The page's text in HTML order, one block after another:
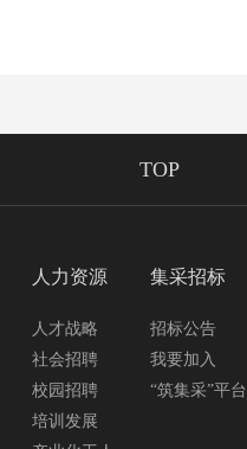
TOP
人力资源
人才战略
社会招聘
校园招聘
培训发展
集采招标
招标公告
我要加入
“筑集采”平台